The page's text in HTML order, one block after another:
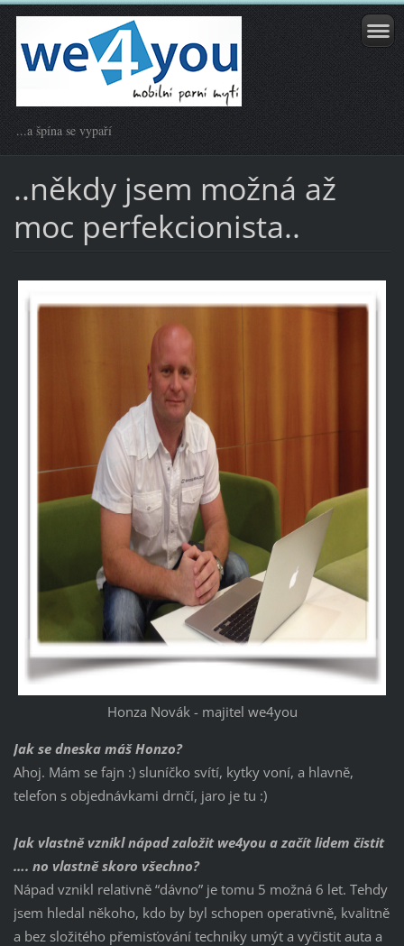
...a špína se vypaří
..někdy jsem možná až
moc perfekcionista..
Honza Novák - majitel we4you
Jak se dneska máš Honzo?
Ahoj. Mám se fajn :) sluníčko svítí, kytky voní, a hlavně,
telefon s objednávkami drnčí, jaro je tu :)
Jak vlastně vznikl nápad založit we4you a začít lidem čistit
…. no vlastně skoro všechno?
Nápad vznikl relativně “dávno” je tomu 5 možná 6 let. Tehdy
jsem hledal někoho, kdo by byl schopen operativně, kvalitně
a bez složitého přemisťování techniky umýt a vyčistit auta a